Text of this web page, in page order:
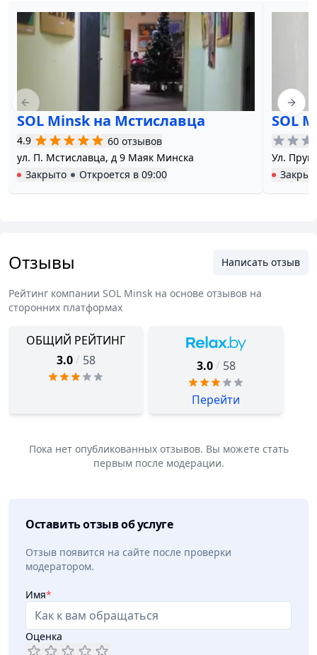
SOL Minsk на Мстиславца
4.9
60 отзывов
ул. П. Мстиславца, д 9 Маяк Минска
Закрыто
Откроется в 09:00
SOL
Ул.
Previous slide Next
Отзывы Написать отзыв
Рейтинг компании SOL Minsk на основе отзывов на
сторонних платформах
ОБЩИЙ РЕЙТИНГ
3.0 / 58 3.0 / 58
Перейти
Пока нет опубликованных отзывов. Вы можете стать
первым после модерации.
Оставить отзыв об услуге
Отзыв появится на сайте после проверки
модератором.
Имя*
Оценка